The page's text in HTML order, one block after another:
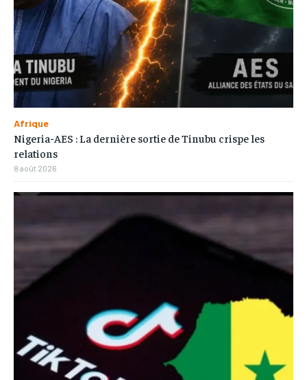
Afrique
Nigeria-AES : La dernière sortie de Tinubu crispe les
relations
8 août 2026